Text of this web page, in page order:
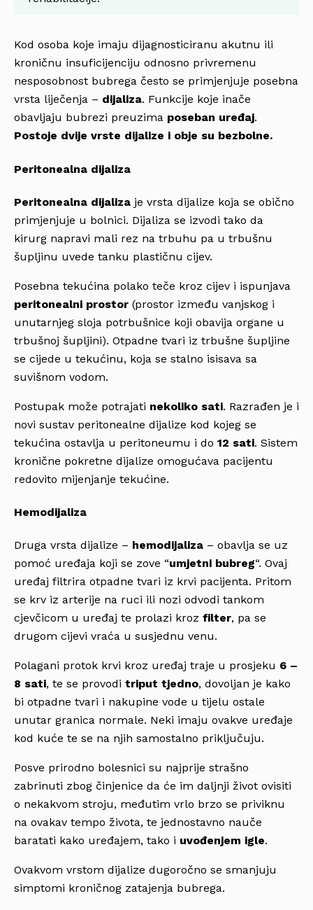
Kod osoba koje imaju dijagnosticiranu akutnu ili
kroničnu insuficijenciju odnosno privremenu
nesposobnost bubrega često se primjenjuje posebna
vrsta liječenja – dijaliza. Funkcije koje inače
obavljaju bubrezi preuzima poseban uređaj.
Postoje dvije vrste dijalize i obje su bezbolne.
Peritonealna dijaliza
Peritonealna dijaliza je vrsta dijalize koja se obično
primjenjuje u bolnici. Dijaliza se izvodi tako da
kirurg napravi mali rez na trbuhu pa u trbušnu
šupljinu uvede tanku plastičnu cijev.
Posebna tekućina polako teče kroz cijev i ispunjava
peritonealni prostor (prostor između vanjskog i
unutarnjeg sloja potrbušnice koji obavija organe u
trbušnoj šupljini). Otpadne tvari iz trbušne šupljine
se cijede u tekućinu, koja se stalno isisava sa
suvišnom vodom.
Postupak može potrajati nekoliko sati. Razrađen je i
novi sustav peritonealne dijalize kod kojeg se
tekućina ostavlja u peritoneumu i do 12 sati. Sistem
kronične pokretne dijalize omogućava pacijentu
redovito mijenjanje tekućine.
Hemodijaliza
Druga vrsta dijalize – hemodijaliza – obavlja se uz
pomoć uređaja koji se zove “umjetni bubreg“. Ovaj
uređaj filtrira otpadne tvari iz krvi pacijenta. Pritom
se krv iz arterije na ruci ili nozi odvodi tankom
cjevčicom u uređaj te prolazi kroz filter, pa se
drugom cijevi vraća u susjednu venu.
Polagani protok krvi kroz uređaj traje u prosjeku 6 –
8 sati, te se provodi triput tjedno, dovoljan je kako
bi otpadne tvari i nakupine vode u tijelu ostale
unutar granica normale. Neki imaju ovakve uređaje
kod kuće te se na njih samostalno priključuju.
Posve prirodno bolesnici su najprije strašno
zabrinuti zbog činjenice da će im daljnji život ovisiti
o nekakvom stroju, međutim vrlo brzo se priviknu
na ovakav tempo života, te jednostavno nauče
baratati kako uređajem, tako i uvođenjem igle.
Ovakvom vrstom dijalize dugoročno se smanjuju
simptomi kroničnog zatajenja bubrega.